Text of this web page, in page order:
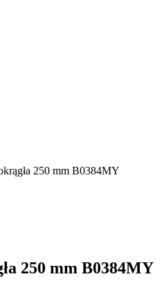
250 mm B0384MY
250 mm B0384MY